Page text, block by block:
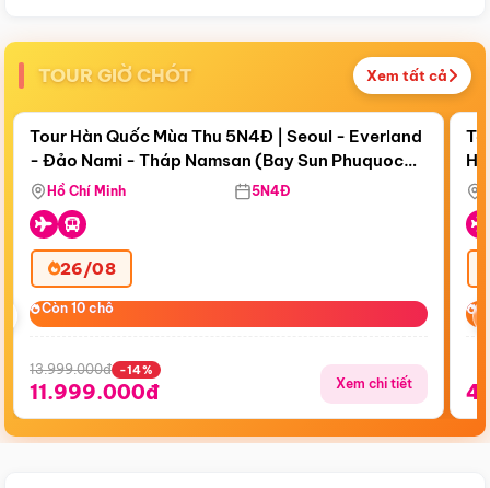
TOUR GIỜ CHÓT Xem tất cả
Còn19 ngày 04:43:05
Điểm nổi bật
Tour Hàn Quốc Mùa Thu 5N4Đ | Seoul - Everland
- Đảo Nami - Tháp Namsan (Bay Sun Phuquoc
Airways)
Hồ Chí Minh 5N4Đ
26/08
Còn 10 chỗ
Còn 10 chỗ
13.999.000đ -14%
11.999.000đ Xem chi tiết